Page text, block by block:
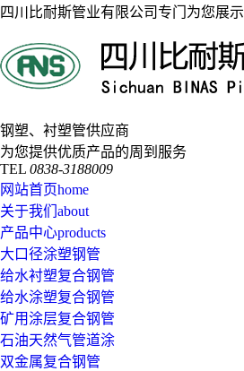
四川比耐斯管业有限公司专门为您展示
钢塑、衬塑管供应商
为您提供优质产品的周到服务
TEL 0838-3188009
网站首页home
关于我们 about
产品中心products
大口径涂塑钢管
给水衬塑复合钢管
给水涂塑复合钢管
矿用涂层复合钢管
石油天然气管道涂
双金属复合钢管